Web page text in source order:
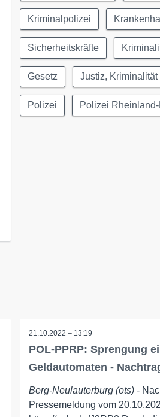
Kriminalpolizei
Sicherheitskräfte
Gesetz Justiz, Kriminalität
Polizei Polizei
21.10.2022 – 13:19
POL-PPRP: Sprengung
Geldautomaten -
Berg-Neulauterburg (ots) -
Pressemeldung vom